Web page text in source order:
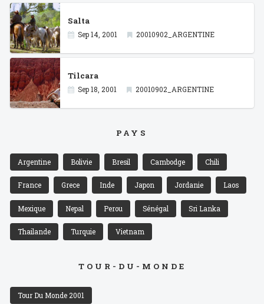
Salta
Sep 14, 2001 20010902_ARGENTINE
Tilcara
Sep 18, 2001 20010902_ARGENTINE
PAYS
Argentine Bolivie Bresil Cambodge Chili
France Grece Inde Japon Jordanie Laos
Mexique Nepal Perou Sénégal Sri Lanka
Thailande Turquie Vietnam
TOUR-DU-MONDE
Tour Du Monde 2001